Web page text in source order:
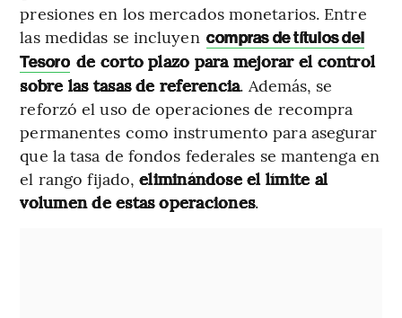
presiones en los mercados monetarios. Entre
las medidas se incluyen compras de títulos del
Tesoro de corto plazo para mejorar el control
sobre las tasas de referencia. Además, se
reforzó el uso de operaciones de recompra
permanentes como instrumento para asegurar
que la tasa de fondos federales se mantenga en
el rango fijado,eliminándose el límite al
volumen de estas operaciones.